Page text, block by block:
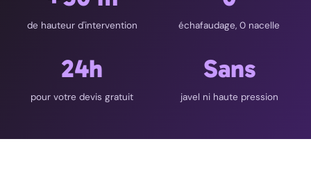
de hauteur d'intervention échafaudage, 0 nacelle
24h
pour votre devis gratuit
Sans
javel ni haute pression